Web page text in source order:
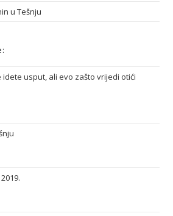
u Tešnju
idete usput, ali evo zašto vrijedi otići